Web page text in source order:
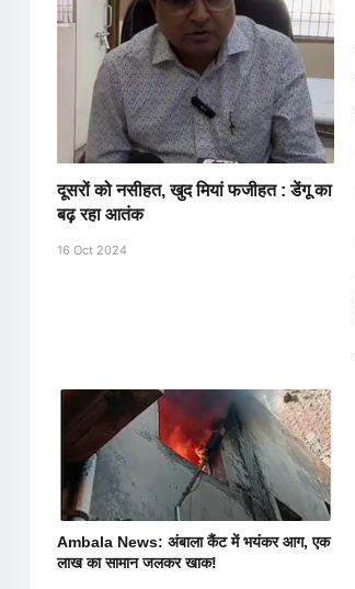
दूसरों को नसीहत, खुद मियां फजीहत : डेंगू का
बढ़ रहा आतंक
16 Oct 2024
Ambala News: अंबाला कैंट में भयंकर आग, एक
लाख का सामान जलकर खाक!